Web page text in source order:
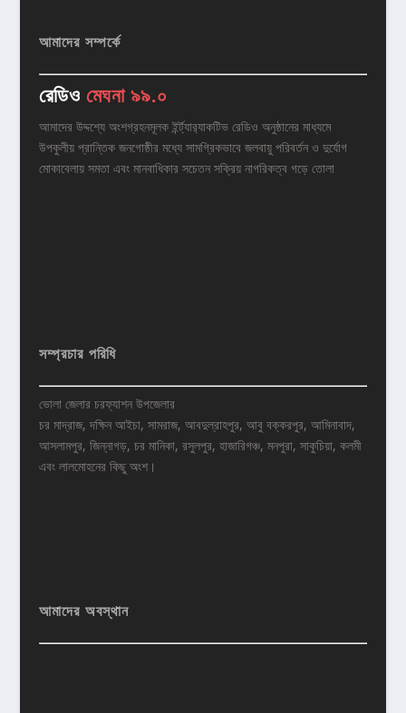
আমাদের সম্পর্কে
রেডিও মেঘনা ৯৯.০
আমাদের উদ্দশ্যে অংশগ্রহনমূলক ইর্ন্ট্যার‌্যাকটিভ রেডিও অনুষ্ঠানের মাধ্যমে
উপকুলীয় প্রান্তিক জনগোষ্ঠীর মধ্যে সামগ্রিকভাবে জলবায়ু পরিবর্তন ও দুর্যোগ
মোকাবেলায় সমতা এবং মানবাধিকার সচেতন সক্রিয় নাগরিকত্ব গড়ে তোলা
সম্প্রচার পরিধি
ভোলা জেলার চরফ্যাশন উপজেলার
চর মাদ্রাজ, দক্ষিন আইচা, সামরাজ, আবদুল্রাহপুর, আবু বক্করপুর, আমিনাবাদ,
আসলামপুর, জিন্নাগড়, চর মানিকা, রসুলপুর, হাজারিগঞ্চ, মনপুরা, সাকুচিয়া, কলমী
এবং লালমোহনের কিছু অংশ।
আমাদের অবস্থান